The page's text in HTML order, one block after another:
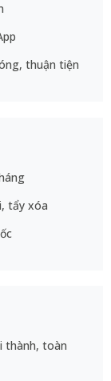
thuận tiện
tẩy xóa
thành, toàn